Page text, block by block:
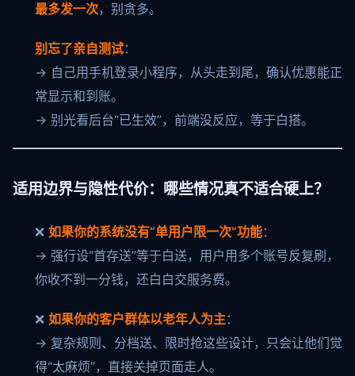
最多发一次，别贪多。
别忘了亲自测试：
→ 自己用手机登录小程序，从头走到尾，确认优惠能正
常显示和到账。
→ 别光看后台“已生效”，前端没反应，等于白搭。
适用边界与隐性代价：哪些情况真不适合硬上？
❌ 如果你的系统没有“单用户限一次”功能：
→ 强行设“首存送”等于白送，用户用多个账号反复刷，
你收不到一分钱，还白白交服务费。
❌ 如果你的客户群体以老年人为主：
→ 复杂规则、分档送、限时抢这些设计，只会让他们觉
得“太麻烦”，直接关掉页面走人。